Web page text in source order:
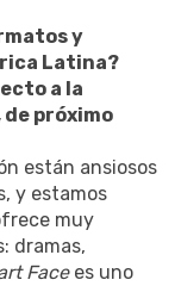
y
Latina?
a la
de próximo
están ansiosos
y estamos
muy
dramas,
Facees uno